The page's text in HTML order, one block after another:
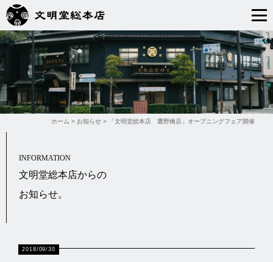
ホーム > お知らせ > 「文明堂総本店 鷹野橋店」オープニングフェア開催
INFORMATION
文明堂総本店からの
お知らせ。
2018/09/30